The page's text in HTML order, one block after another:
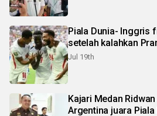
Piala Dunia- Inggris
setelah kalahkan
Jul 19th
Kajari Medan
Argentina juara Piala